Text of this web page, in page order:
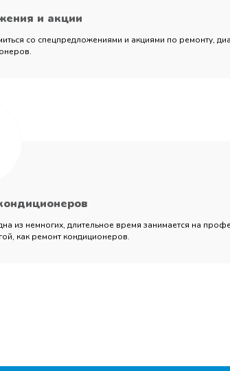
и акции
со спецпредложениями и акциями по ремонту,
из немногих, длительное время занимается на
как ремонт кондиционеров.